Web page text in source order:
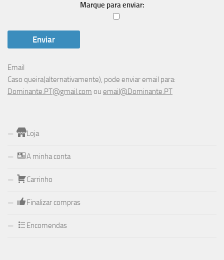
Marque para enviar:
Email
Caso queira(alternativamente), pode enviar email para:
Dominante.PT@gmail.com ou email@Dominante.PT
Loja
A minha conta
Carrinho
Finalizar compras
Encomendas